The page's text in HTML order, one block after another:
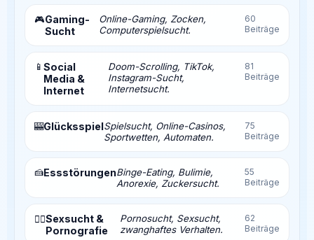
🎮Gaming-
Sucht
Online-Gaming, Zocken,
Computerspielsucht.
60
Beiträge
📱 Social
Media &
Internet
Doom-Scrolling, TikTok,
Instagram-Sucht,
Internetsucht.
81
Beiträge
🎰GlücksspielSpielsucht, Online-Casinos,
Sportwetten, Automaten.
75
Beiträge
🍰EssstörungenBinge-Eating, Bulimie,
Anorexie, Zuckersucht.
55
Beiträge
❤️‍🔥Sexsucht &
Pornografie
Pornosucht, Sexsucht,
zwanghaftes Verhalten.
62
Beiträge